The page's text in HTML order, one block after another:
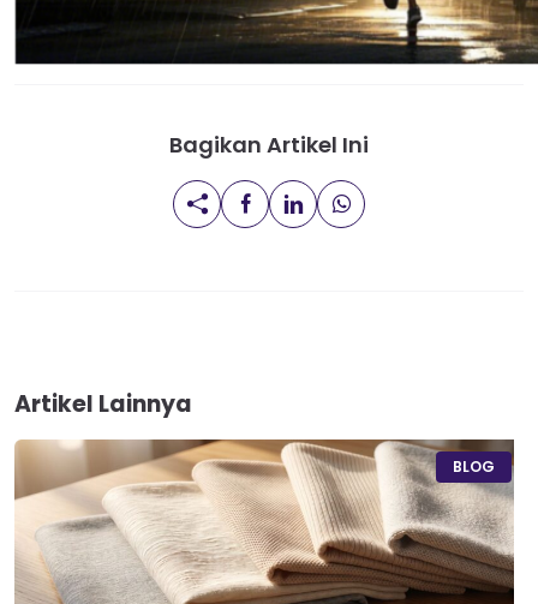
Bagikan Artikel Ini
Artikel Lainnya
BLOG